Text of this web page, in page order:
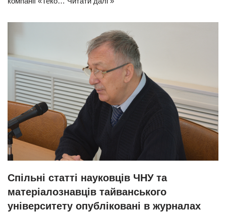
Спільні статті науковців ЧНУ та
матеріалознавців тайванського
університету опубліковані в журналах